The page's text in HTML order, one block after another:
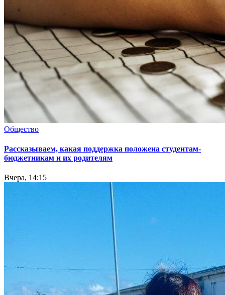
Общество
Рассказываем, какая поддержка положена студентам-
бюджетникам и их родителям
Вчера, 14:15